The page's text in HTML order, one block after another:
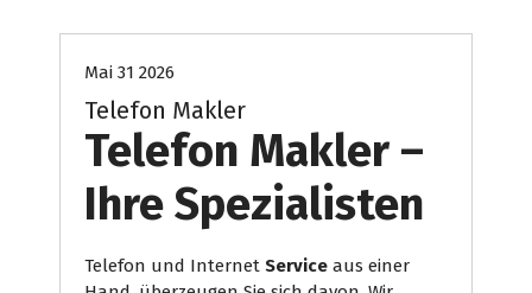
Mai 31 2026
Telefon Makler
Telefon Makler –
Ihre Spezialisten
Telefon und Internet Service aus einer